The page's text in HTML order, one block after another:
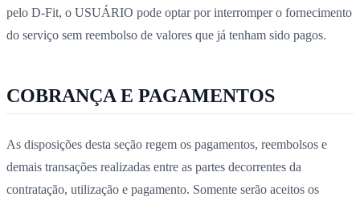
pelo D-Fit, o USUÁRIO pode optar por interromper o fornecimento
do serviço sem reembolso de valores que já tenham sido pagos.
COBRANÇA E PAGAMENTOS
As disposições desta seção regem os pagamentos, reembolsos e
demais transações realizadas entre as partes decorrentes da
contratação, utilização e pagamento. Somente serão aceitos os